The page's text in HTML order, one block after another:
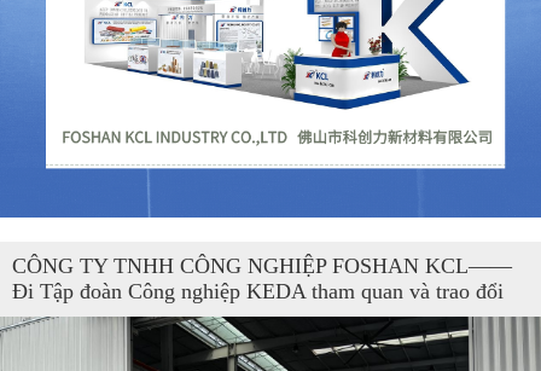
CÔNG TY TNHH CÔNG NGHIỆP FOSHAN KCL——
Đi Tập đoàn Công nghiệp KEDA tham quan và trao đổi